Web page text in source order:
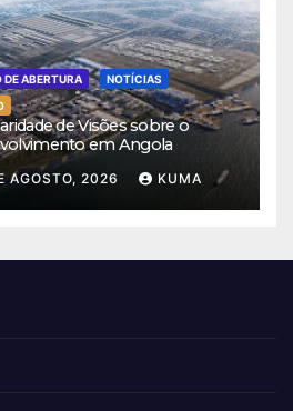
DE ABERTURA
NOTÍCIAS
de Visões sobre o
em Angola
AGOSTO, 2026 KUMA